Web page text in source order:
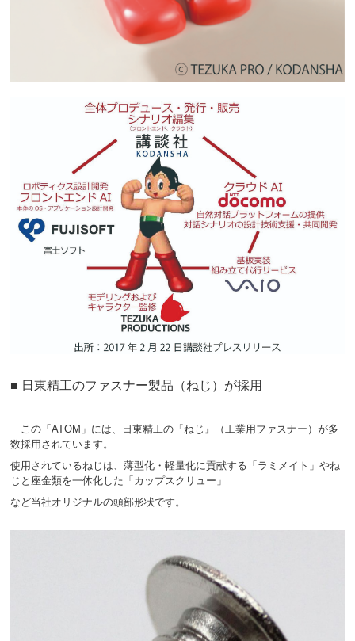
■ 日東精工のファスナー製品（ねじ）が採用
この「ATOM」には、日東精工の『ねじ』（工業用ファスナー）が多
数採用されています。
使用されているねじは、薄型化・軽量化に貢献する「ラミメイト」やね
じと座金類を一体化した「カップスクリュー」
など当社オリジナルの頭部形状です。